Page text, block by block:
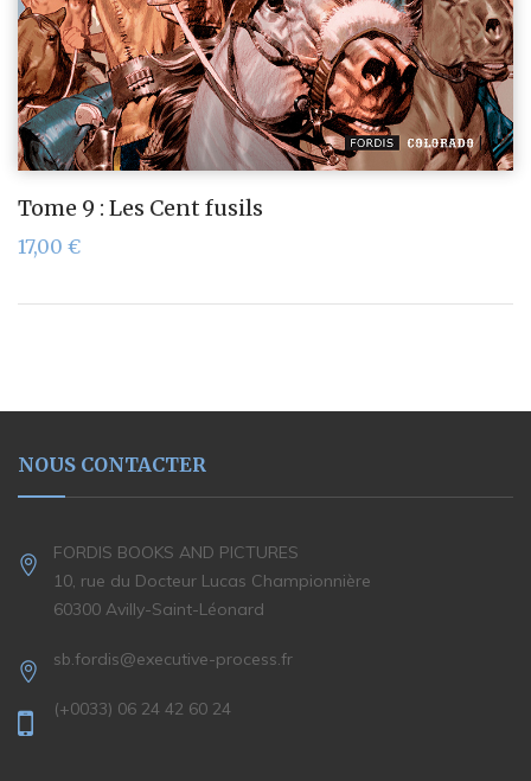
Tome 9 : Les Cent fusils
17,00 €
NOUS CONTACTER
FORDIS BOOKS AND PICTURES
10, rue du Docteur Lucas Championnière
60300 Avilly-Saint-Léonard
sb.fordis@executive-process.fr
(+0033) 06 24 42 60 24